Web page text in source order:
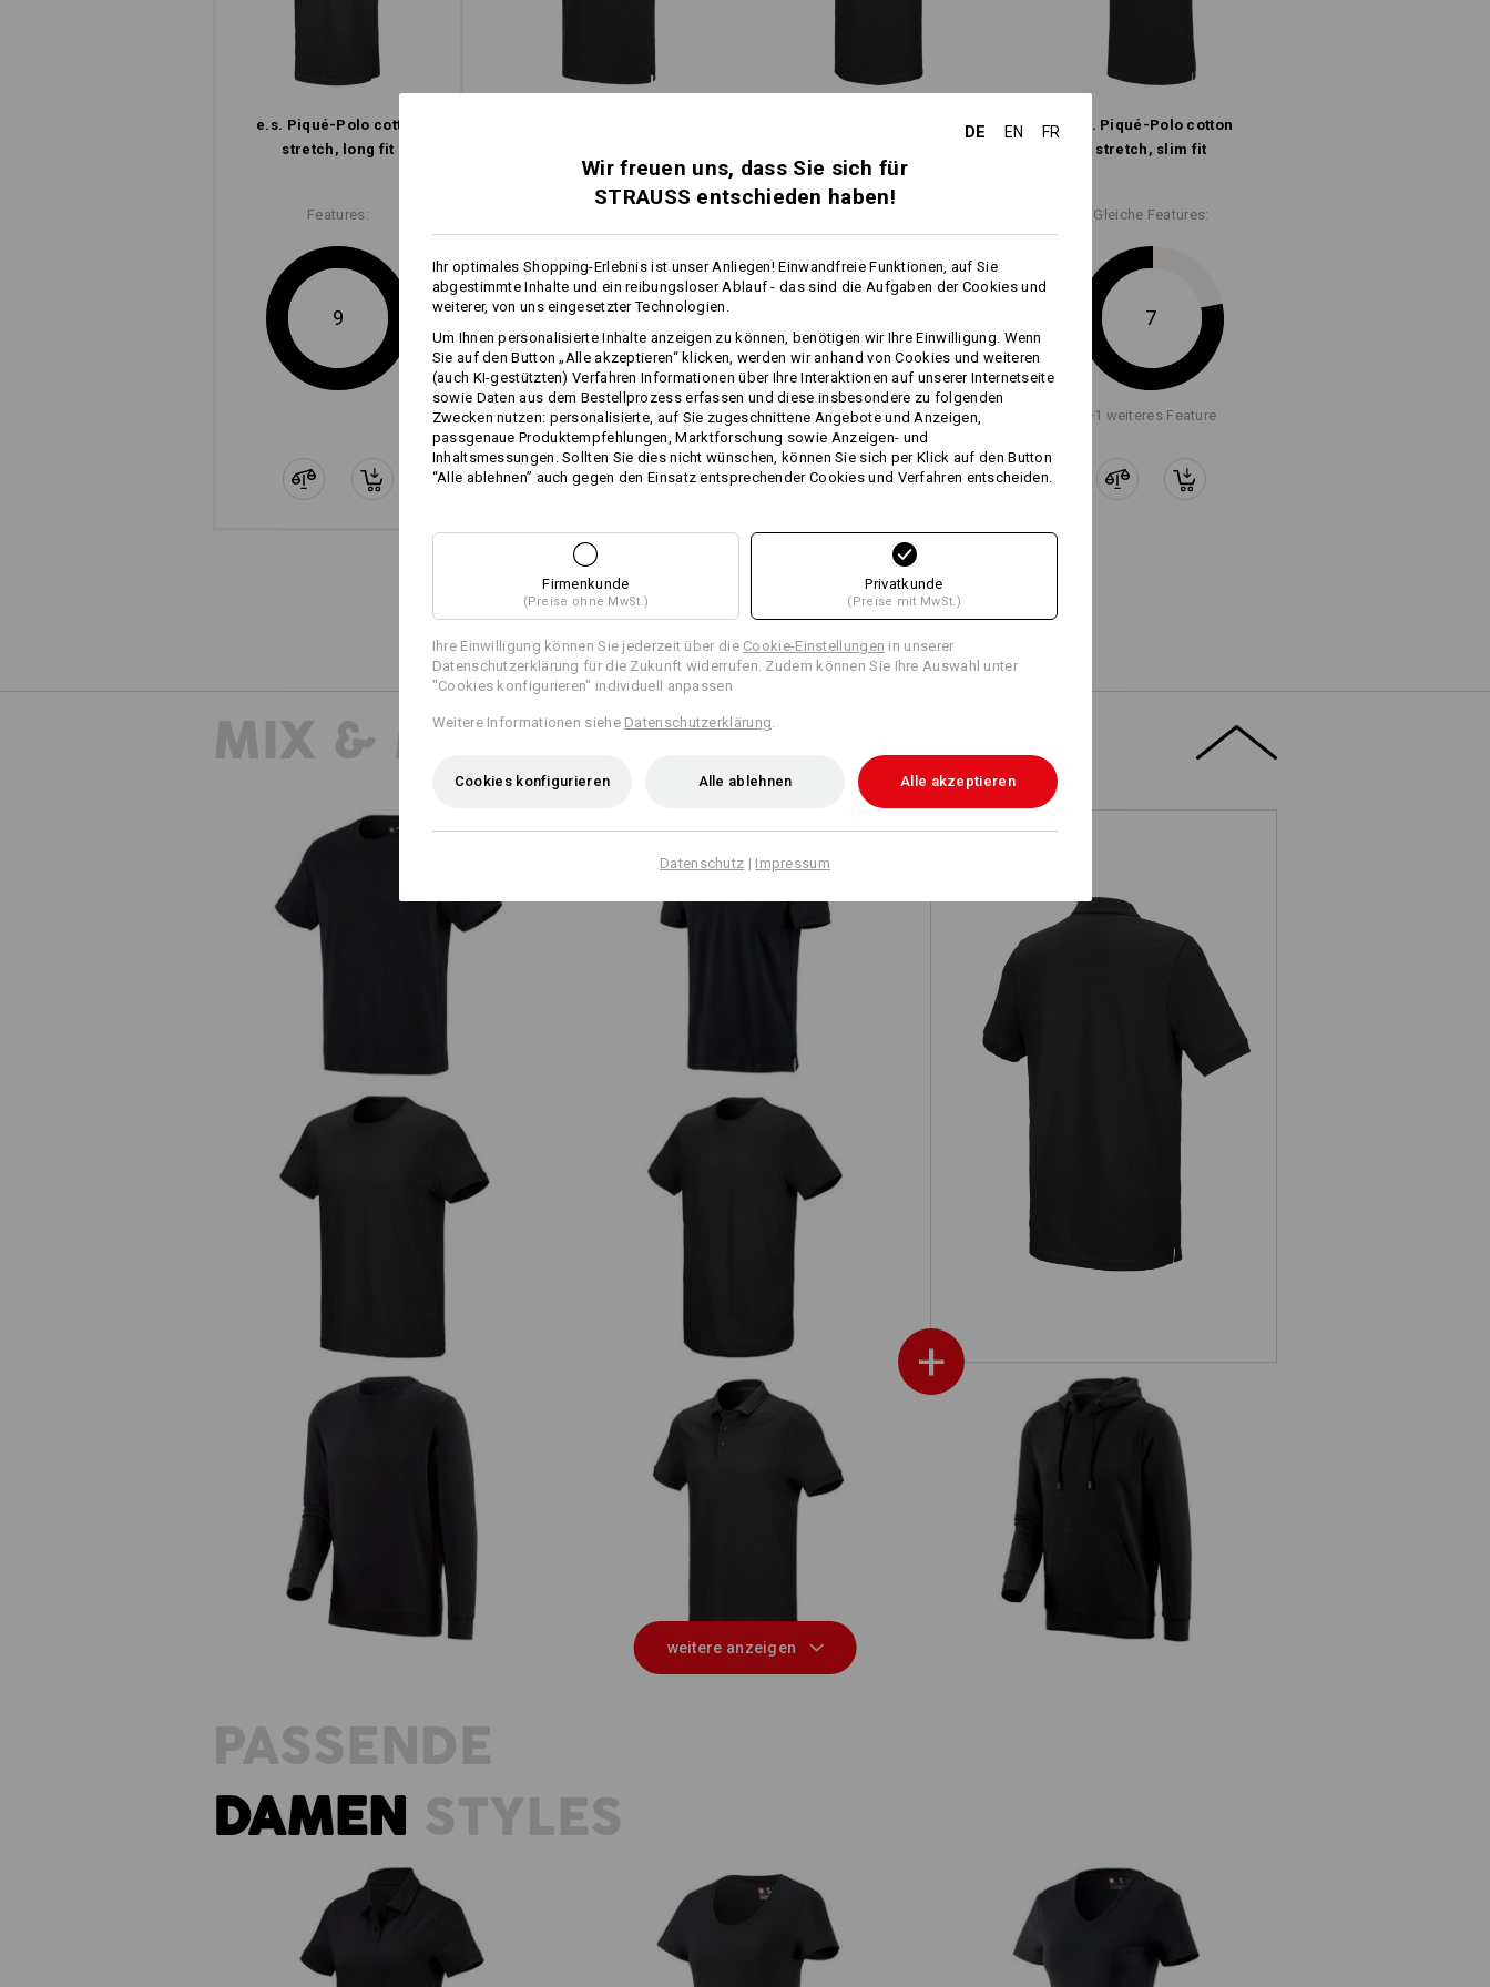
Schnittführung
e.s. Pique Polo cotton stretch
und längere Ärmel
sportlich schlanke Schnittführung ­an Taille,
Schultern und Ärmeln
e.s. Pique Polo cotton stretch,
e.s. Piqué-Polo cotton
stretch, long fit
Features:
9
e.s. Piqué-Polo cotton stretch
e.s. Piqué-Polo cotton
stretch, slim fit
7
+3 weitere Features +1 weiteres Feature
Gleiche Features:
7
+1 weiteres Feature
Alle Details vergleichen
MIX & MATCH
e.s. Piqué-Polo cotton stretch, long fit
+
e.s. T-Shirt cotton e.s. Polo-Shirt cotton
e.s. T-Shirt cotton stretch e.s. T-Shirt cotton stretch, long fit
e.s. Sweatshirt poly cotton e.s. Piqué-Polo cotton stretch e.s. Hoody-Sweatshirt poly cotton
weitere anzeigen
PASSENDE
DAMEN STYLES
DE EN FR
Wir freuen uns, dass Sie sich für
STRAUSS entschieden haben!
Ihr optimales Shopping-Erlebnis ist unser Anliegen! Einwandfreie Funktionen, auf Sie
abgestimmte Inhalte und ein reibungsloser Ablauf - das sind die Aufgaben der Cookies und
weiterer, von uns eingesetzter Technologien.
Um Ihnen personalisierte Inhalte anzeigen zu können, benötigen wir Ihre Einwilligung. Wenn
Sie auf den Button „Alle akzeptieren“ klicken, werden wir anhand von Cookies und weiteren
(auch KI-gestützten) Verfahren Informationen über Ihre Interaktionen auf unserer Internetseite
sowie Daten aus dem Bestellprozess erfassen und diese insbesondere zu folgenden
Zwecken nutzen: personalisierte, auf Sie zugeschnittene Angebote und Anzeigen,
passgenaue Produktempfehlungen, Marktforschung sowie Anzeigen- und
Inhaltsmessungen. Sollten Sie dies nicht wünschen, können Sie sich per Klick auf den Button
“Alle ablehnen” auch gegen den Einsatz entsprechender Cookies und Verfahren entscheiden.
Firmenkunde
(Preise ohne MwSt.)
Privatkunde
(Preise mit MwSt.)
Ihre Einwilligung können Sie jederzeit über die Cookie-Einstellungen in unserer
Datenschutzerklärung für die Zukunft widerrufen. Zudem können Sie Ihre Auswahl unter
"Cookies konfigurieren" individuell anpassen
Weitere Informationen siehe Datenschutzerklärung
Cookies konfigurieren Alle ablehnen Alle akzeptieren
Datenschutz | Impressum